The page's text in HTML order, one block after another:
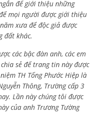
để giới thiệu những
mọi người được giới thiệu
xưa để độc giả được
đất khác.
các bậc đàn anh, các em
sẻ để trang tin này được
TH Tống Phước Hiệp là
Thông, Trường cấp 3
Lần này chúng tôi được
của anh Trương Tường